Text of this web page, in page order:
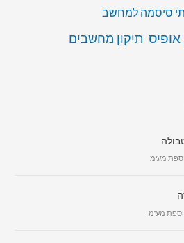
סיסמה למחשב
אופיס תיקון מחשבים
מע"מ
מע"מ